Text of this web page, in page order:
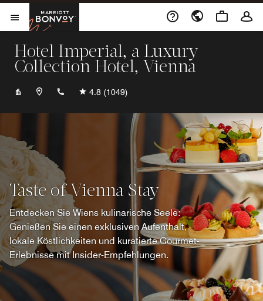
Skip to Content
Menu öffnen
Marriott Bonvoy
Hotel Imperial, a Luxury
Collection Hotel, Vienna
+431501100
4.8 (1049)
Taste of Vienna Stay
Entdecken Sie Wiens kulinarische Seele:
Genießen Sie einen exklusiven Aufenthalt,
lokale Köstlichkeiten und kuratierte Gourmet-
Erlebnisse mit Insider-Empfehlungen.